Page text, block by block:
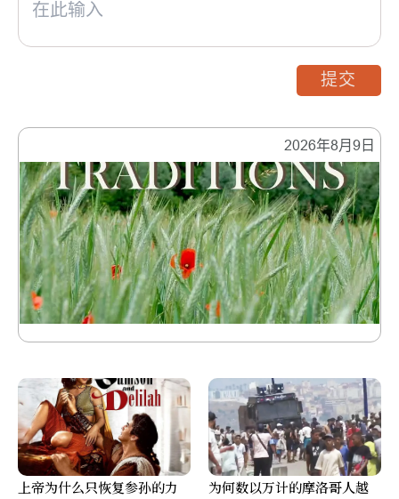
2026年8月9日
提交
上帝为什么只恢复参孙的力 为何数以万计的摩洛哥人越